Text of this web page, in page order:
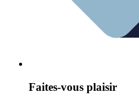
Faites-vous plaisir